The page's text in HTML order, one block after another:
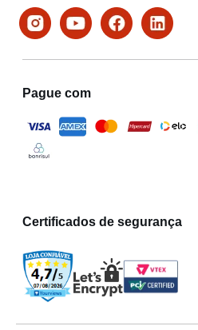
Pague com
Certificados de segurança